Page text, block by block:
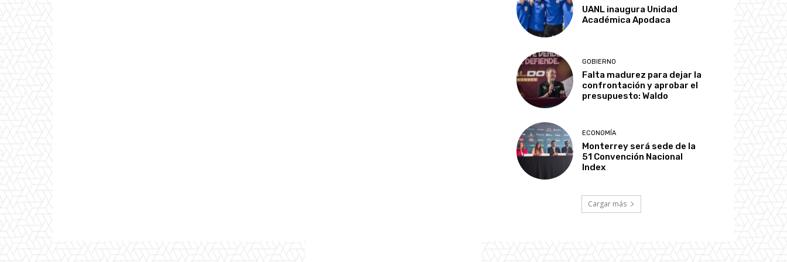
UANL inaugura Unidad
Académica Apodaca
GOBIERNO
Falta madurez para dejar la
confrontación y aprobar el
presupuesto: Waldo
ECONOMÍA
Monterrey será sede de la
51 Convención Nacional
Index
Cargar más